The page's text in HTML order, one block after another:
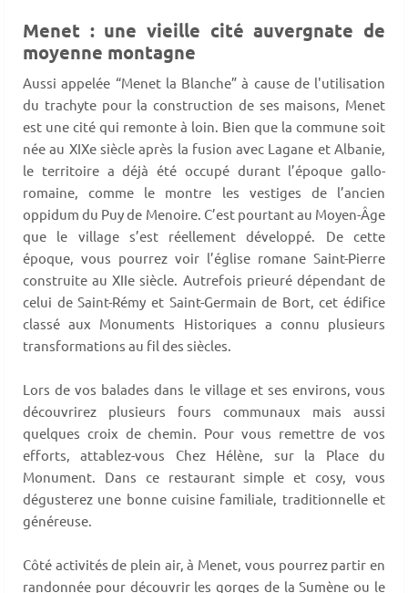
Menet : une vieille cité auvergnate de
moyenne montagne
Aussi appelée “Menet la Blanche” à cause de l'utilisation
du trachyte pour la construction de ses maisons, Menet
est une cité qui remonte à loin. Bien que la commune soit
née au XIXe siècle après la fusion avec Lagane et Albanie,
le territoire a déjà été occupé durant l’époque gallo-
romaine, comme le montre les vestiges de l’ancien
oppidum du Puy de Menoire. C’est pourtant au Moyen-Âge
que le village s’est réellement développé. De cette
époque, vous pourrez voir l’église romane Saint-Pierre
construite au XIIe siècle. Autrefois prieuré dépendant de
celui de Saint-Rémy et Saint-Germain de Bort, cet édifice
classé aux Monuments Historiques a connu plusieurs
transformations au fil des siècles.
Lors de vos balades dans le village et ses environs, vous
découvrirez plusieurs fours communaux mais aussi
quelques croix de chemin. Pour vous remettre de vos
efforts, attablez-vous Chez Hélène, sur la Place du
Monument. Dans ce restaurant simple et cosy, vous
dégusterez une bonne cuisine familiale, traditionnelle et
généreuse.
Côté activités de plein air, à Menet, vous pourrez partir en
randonnée pour découvrir les gorges de la Sumène ou le